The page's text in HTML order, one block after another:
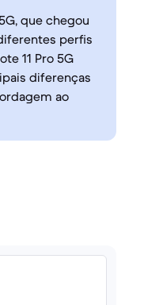
que chegou
perfis
11 Pro 5G
diferenças
ao